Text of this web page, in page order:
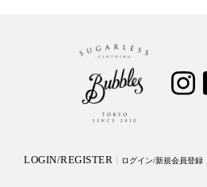
LOGIN/REGISTER ログイン/新規会員登録